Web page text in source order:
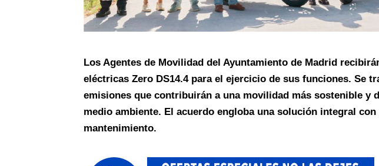
Los Agentes de Movilidad del Ayuntamiento de Madrid
eléctricas Zero DS14.4 para el ejercicio de sus funciones. Se
emisiones que contribuirán a una movilidad más sostenible y
medio ambiente. El acuerdo engloba una solución integral
mantenimiento.